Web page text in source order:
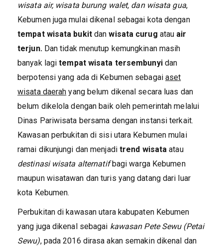
wisata air, wisata burung walet, dan wisata gua,
Kebumen juga mulai dikenal sebagai kota dengan
tempat wisata bukit dan wisata curug atau air
terjun. Dan tidak menutup kemungkinan masih
banyak lagitempat wisata tersembunyidan
berpotensi yang ada di Kebumen sebagai aset
wisata daerah yang belum dikenal secara luas dan
belum dikelola dengan baik oleh pemerintah melalui
Dinas Pariwisata bersama dengan instansi terkait.
Kawasan perbukitan di sisi utara Kebumen mulai
ramai dikunjungi dan menjadi trend wisata atau
destinasi wisata alternatifbagi warga Kebumen
maupun wisatawan dan turis yang datang dari luar
kota Kebumen.
Perbukitan di kawasan utara kabupaten Kebumen
yang juga dikenal sebagai kawasan Pete Sewu (Petai
Sewu), pada 2016 dirasa akan semakin dikenal dan